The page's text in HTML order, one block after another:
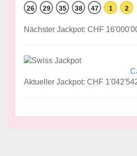
26 29 35 38 47 1 2
Nächster Jackpot: CHF
Aktueller Jackpot: CHF